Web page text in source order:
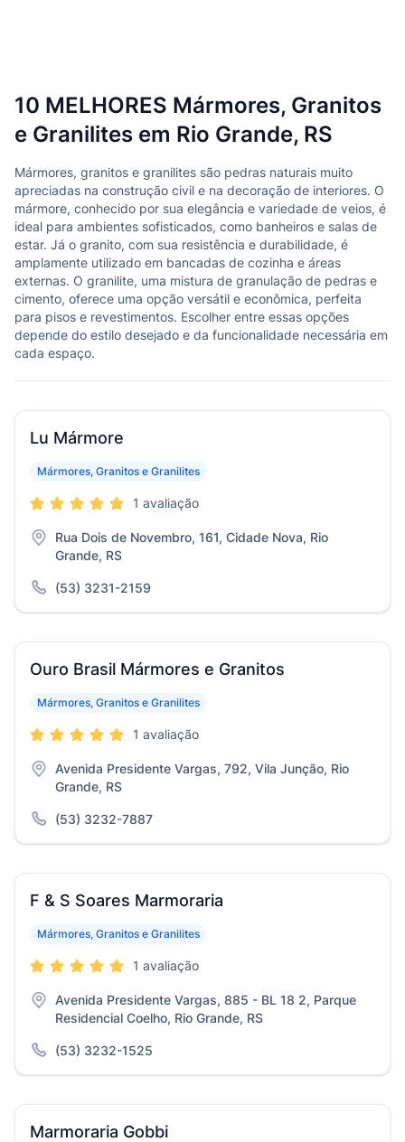
10 MELHORES Mármores, Granitos
e Granilites em Rio Grande, RS
Mármores, granitos e granilites são pedras naturais muito
apreciadas na construção civil e na decoração de interiores. O
mármore, conhecido por sua elegância e variedade de veios, é
ideal para ambientes sofisticados, como banheiros e salas de
estar. Já o granito, com sua resistência e durabilidade, é
amplamente utilizado em bancadas de cozinha e áreas
externas. O granilite, uma mistura de granulação de pedras e
cimento, oferece uma opção versátil e econômica, perfeita
para pisos e revestimentos. Escolher entre essas opções
depende do estilo desejado e da funcionalidade necessária em
cada espaço.
Lu Mármore
Mármores, Granitos e Granilites
1 avaliação
Rua Dois de Novembro, 161, Cidade Nova, Rio
Grande, RS
(53) 3231-2159
Ouro Brasil Mármores e Granitos
Mármores, Granitos e Granilites
1 avaliação
Avenida Presidente Vargas, 792, Vila Junção, Rio
Grande, RS
(53) 3232-7887
F & S Soares Marmoraria
Mármores, Granitos e Granilites
1 avaliação
Avenida Presidente Vargas, 885 - BL 18 2, Parque
Residencial Coelho, Rio Grande, RS
(53) 3232-1525
Marmoraria Gobbi